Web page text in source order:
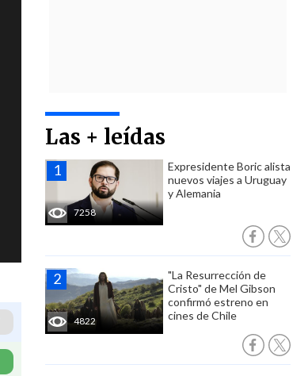
Las + leídas
7258
Expresidente Boric alista
nuevos viajes a Uruguay
y Alemania
4822
"La Resurrección de
Cristo" de Mel Gibson
confirmó estreno en
cines de Chile